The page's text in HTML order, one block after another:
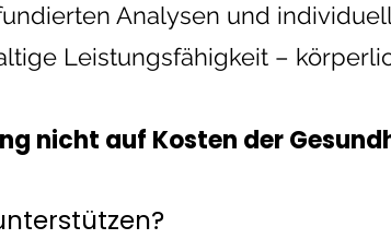
Analysen und
Leistungsfähigkeit –
nicht auf Kosten der